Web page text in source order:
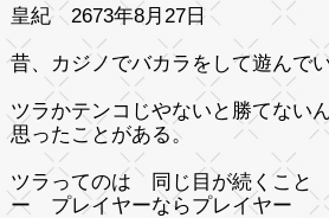
皇紀 2673年8月27日
昔、カジノでバカラをして遊んで
ツラかテンコじやないと勝てない
思ったことがある。
ツラってのは 同じ目が続くこと
ー プレイヤーならプレイヤー